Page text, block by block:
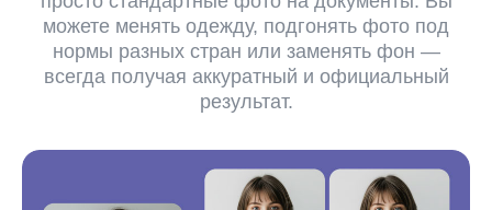
можете менять одежду, подгонять фото под
нормы разных стран или заменять фон —
всегда получая аккуратный и официальный
результат.